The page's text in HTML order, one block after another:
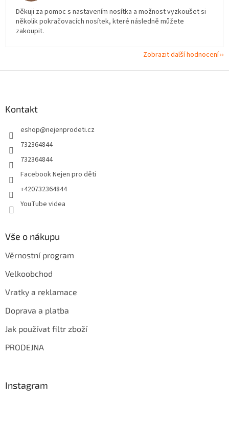
Děkuji za pomoc s nastavením nosítka a možnost vyzkoušet si
několik pokračovacích nosítek, které následně můžete
zakoupit.
Zobrazit další hodnocení
Kontakt
eshop@nejenprodeti.cz
732364844
732364844
Facebook Nejen pro děti
+420732364844
YouTube videa
Vše o nákupu
Věrnostní program
Velkoobchod
Vratky a reklamace
Doprava a platba
Jak používat filtr zboží
PRODEJNA
Instagram